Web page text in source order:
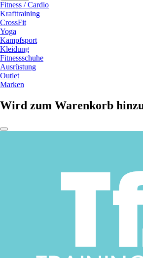
Fitness / Cardio
Krafttraining
CrossFit
Yoga
Kampfsport
Kleidung
Fitnessschuhe
Ausrüstung
Outlet
Marken
Wird zum Warenkorb